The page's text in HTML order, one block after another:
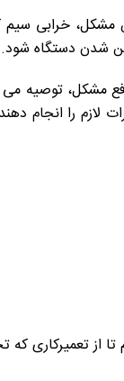
مشکل، خرابی
شدن دستگاه شود.
مشکل، توصیه می
را انجام
که